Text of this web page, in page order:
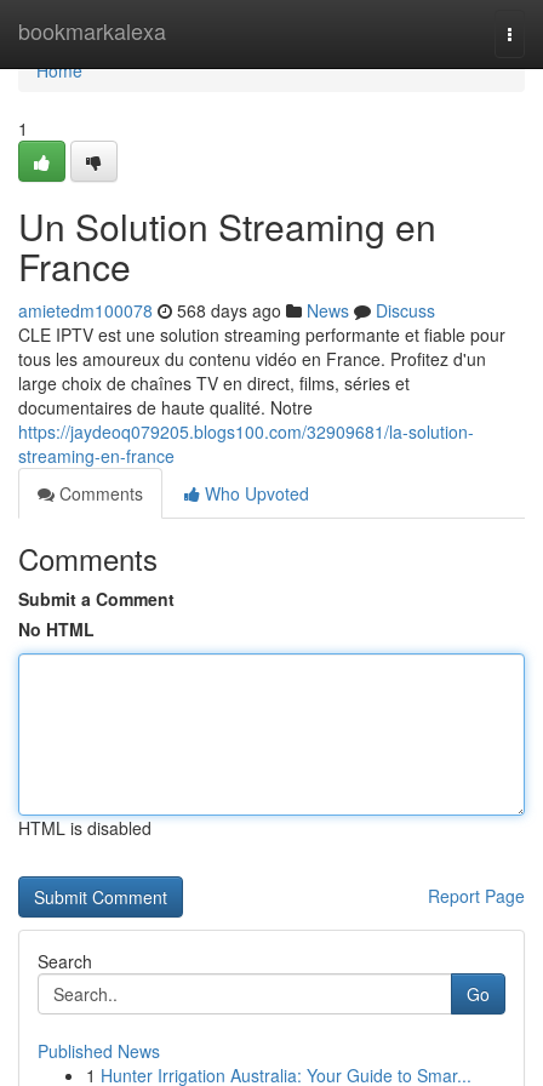
bookmarkalexa
Home
Home
1
Un Solution Streaming en
France
amietedm100078 568 days ago News
Discuss
CLE IPTV est une solution streaming performante et fiable pour
tous les amoureux du contenu vidéo en France. Profitez d'un
large choix de chaînes TV en direct, films, séries et
documentaires de haute qualité. Notre
https://jaydeoq079205.blogs100.com/32909681/la-solution-
streaming-en-france
Comments
Who Upvoted
Comments
Submit a Comment
No HTML
HTML is disabled
Report Page
Search
Go
Published News
1 Hunter Irrigation Australia: Your Guide to Smar...